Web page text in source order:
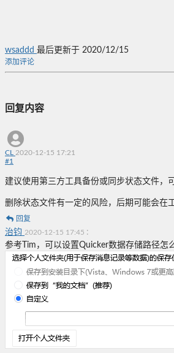
wsaddd 最后更新于 2020/12/15
添加评论
回复内容
CL 2020-12-15 17:21
#1
建议使用第三方工具备份或同步状态文件，
删除状态文件有一定的风险，后期可能会在
回复
治钧 2020-12-15 17:45 :
参考Tim，可以设置Quicker数据存储路径怎